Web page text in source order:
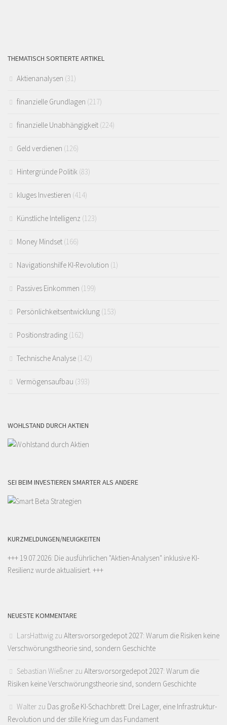
THEMATISCH SORTIERTE ARTIKEL
Aktienanalysen (31)
finanzielle Grundlagen (217)
finanzielle Unabhängigkeit (224)
Geld verdienen (126)
Hintergründe Politik (83)
kluges Investieren (414)
Künstliche Intelligenz (123)
Money Mindset (166)
Navigationshilfe KI-Revolution (1)
Passives Einkommen (199)
Persönlichkeitsentwicklung (153)
Positionstrading (162)
Technische Analyse (142)
Vermögensaufbau (393)
WOHLSTAND DURCH AKTIEN
SEI BEIM INVESTIEREN SMARTER ALS ANDERE
KURZMELDUNGEN/NEUIGKEITEN
+++ 19.07.2026: Die ausführlichen "Aktien-Analysen" inklusive KI-
Resilienz wurde aktualisiert. +++
NEUESTE KOMMENTARE
LarsHattwig zu Altersvorsorgedepot 2027: Warum die Risiken keine
Verschwörungstheorie sind, sondern Geschichte
Sebastian Wießner zu Altersvorsorgedepot 2027: Warum die
Risiken keine Verschwörungstheorie sind, sondern Geschichte
Walter zu Das große KI-Schachbrett: Drei Lager, eine Infrastruktur-
Revolution und der stille Krieg um das Fundament